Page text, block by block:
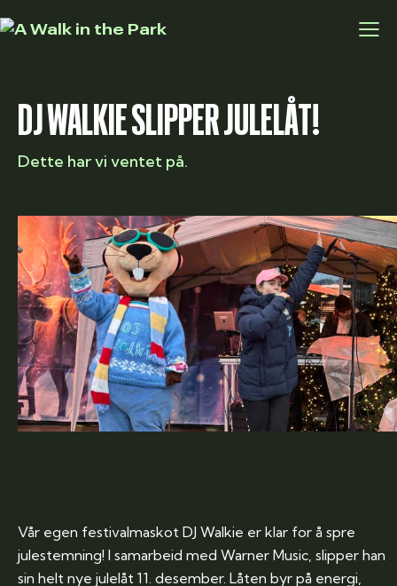
DJ WALKIE SLIPPER JULELÅT!
Dette har vi ventet på.
Vår egen festivalmaskot DJ Walkie er klar for å spre
julestemning! I samarbeid med Warner Music, slipper han
sin helt nye julelåt 11. desember. Låten byr på energi,